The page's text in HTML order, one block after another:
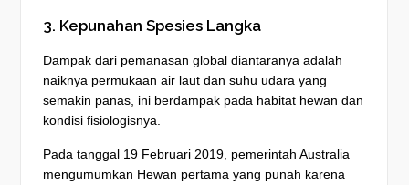
3. Kepunahan Spesies Langka
Dampak dari pemanasan global diantaranya adalah
naiknya permukaan air laut dan suhu udara yang
semakin panas, ini berdampak pada habitat hewan dan
kondisi fisiologisnya.
Pada tanggal 19 Februari 2019, pemerintah Australia
mengumumkan Hewan pertama yang punah karena